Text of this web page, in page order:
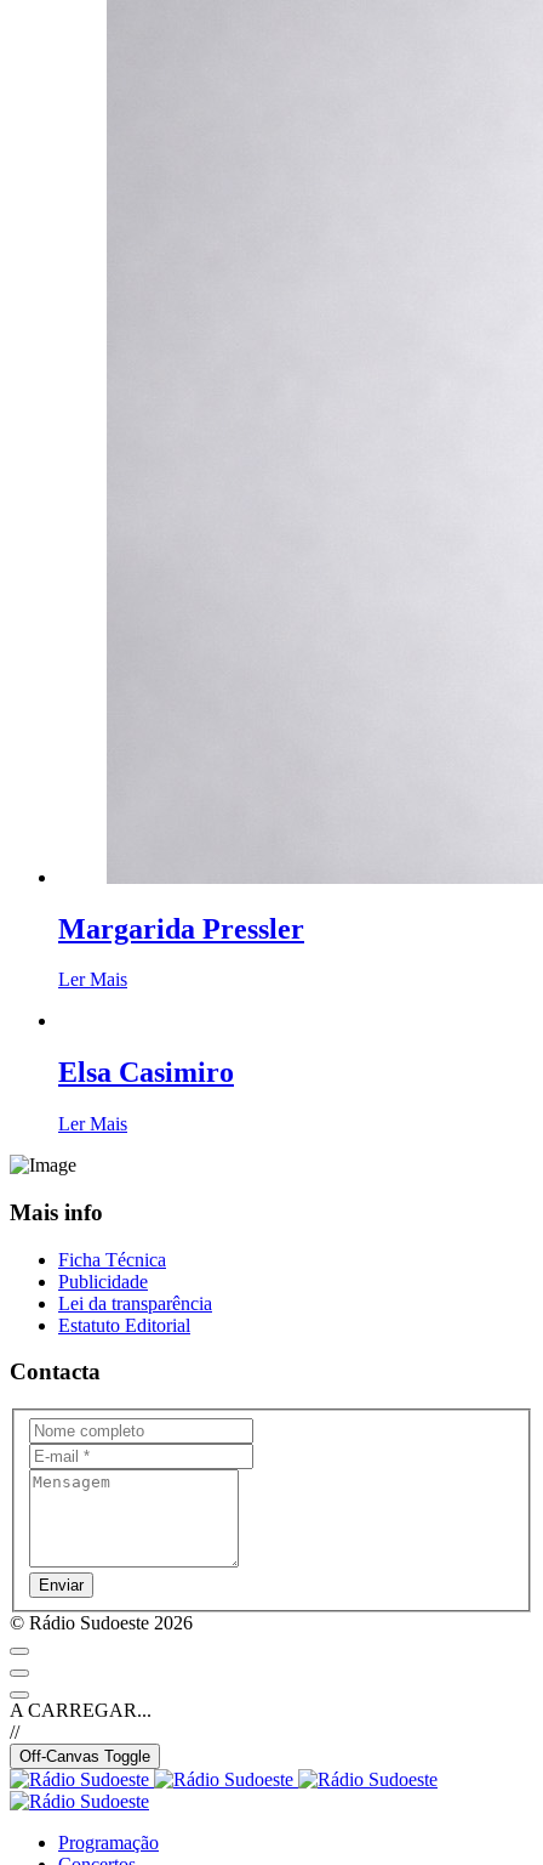
Margarida Pressler
Ler Mais
Elsa Casimiro
Ler Mais
Mais info
Ficha Técnica
Publicidade
Lei da transparência
Estatuto Editorial
Contacta
Enviar
© Rádio Sudoeste 2026
A CARREGAR...
//
Off-Canvas Toggle
Programação